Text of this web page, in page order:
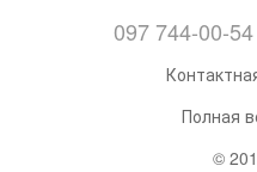
097 744-00-54
Полная
©